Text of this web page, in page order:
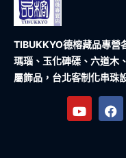
TIBUKKYO德榕藏品專營
瑪瑙、玉化硨磲、六道木
屬飾品，台北客制化串珠